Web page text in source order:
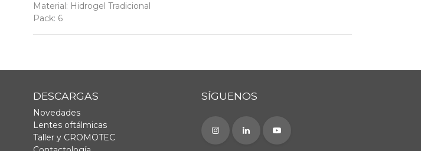
Material: Hidrogel Tradicional
Pack: 6
DESCARGAS
Novedades
Lentes oftálmicas
Taller y CROMOTEC
SÍGUENOS